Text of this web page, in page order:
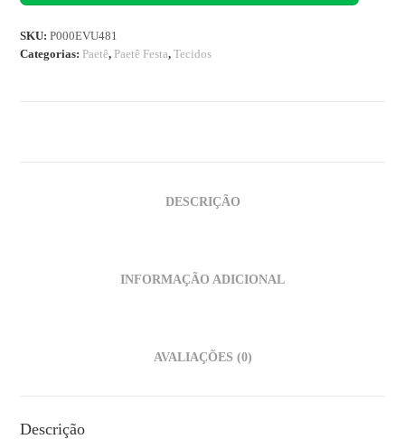
SKU:P000EVU481
Categorias: Paetê, Paetê Festa,Tecidos
DESCRIÇÃO
INFORMAÇÃO ADICIONAL
AVALIAÇÕES (0)
Descrição